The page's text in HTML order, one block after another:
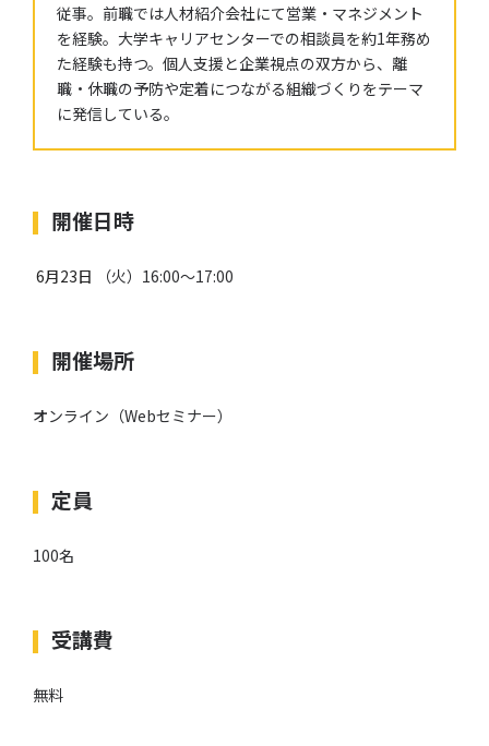
従事。前職では人材紹介会社にて営業・マネジメント
を経験。大学キャリアセンターでの相談員を約1年務め
た経験も持つ。個人支援と企業視点の双方から、離
職・休職の予防や定着につながる組織づくりをテーマ
に発信している。
開催日時
6月23日 （火）16:00～17:00
開催場所
オンライン（Webセミナー）
定員
100名
受講費
無料